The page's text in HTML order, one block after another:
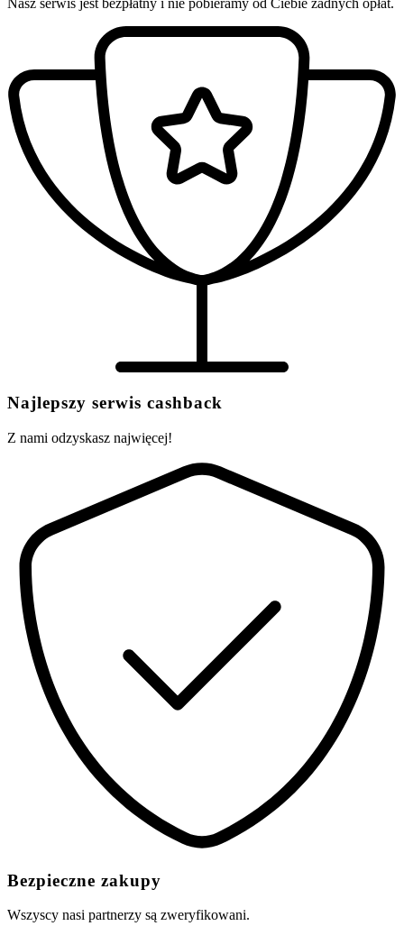
Nasz serwis jest bezpłatny i nie pobieramy od Ciebie żadnych opłat.
Najlepszy serwis cashback
Z nami odzyskasz najwięcej!
Bezpieczne zakupy
Wszyscy nasi partnerzy są zweryfikowani.